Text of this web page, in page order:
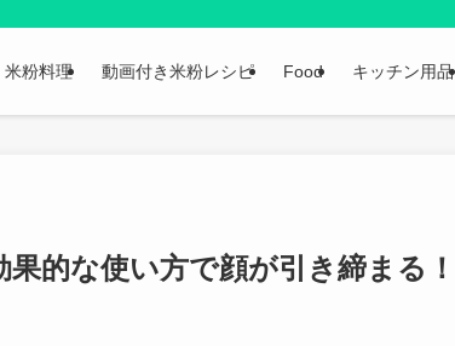
米粉料理 動画付き米粉レシピ Food キッチン用品
的な使い方で顔が引き締まる！